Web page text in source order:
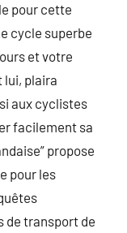
pour cette
cycle superbe
et votre
lui, plaira
aux cyclistes
facilement sa
propose
pour les
de transport de